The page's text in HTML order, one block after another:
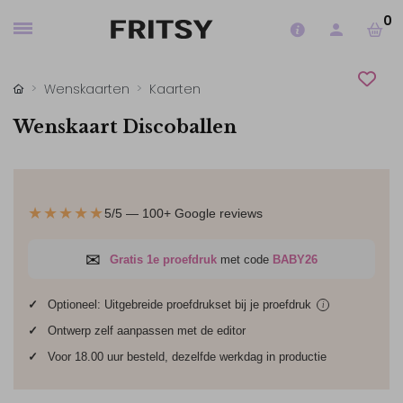
0
Wenskaarten Kaarten
Wenskaart Discoballen
★★★★★5/5 — 100+ Google reviews
✉ Gratis 1e proefdruk met code BABY26
✓ Optioneel: Uitgebreide proefdrukset bij je proefdruk i
✓
Ontwerp zelf aanpassen met de editor
✓
Voor 18.00 uur besteld, dezelfde werkdag in productie